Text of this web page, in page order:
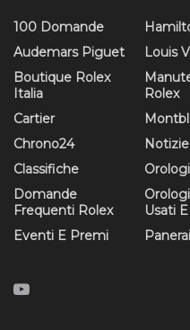
100 Domande
Audemars Piguet
Boutique Rolex
Italia
Cartier
Chrono24
Classifiche
Domande
Frequenti Rolex
Eventi E Premi
Louis
Rolex
Notizie
Usati
Panerai